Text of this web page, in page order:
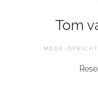
Tom
MEDE-